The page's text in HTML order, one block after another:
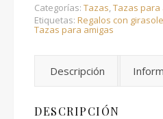
Categorías: Tazas,Tazas para
Etiquetas: Regalos con
Tazas para amigas
Descripción
DESCRIPCIÓN